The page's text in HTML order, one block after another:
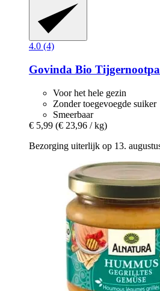
4.0 (4)
Govinda Bio
Voor het hele gezin
Zonder toegevoegde suiker
Smeerbaar
€ 5,99 (€ 23,96 / kg)
Bezorging uiterlijk op 13.